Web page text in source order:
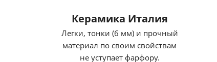
Керамика Италия
Легки, тонки (6 мм) и прочный
материал по своим свойствам
не уступает фарфору.